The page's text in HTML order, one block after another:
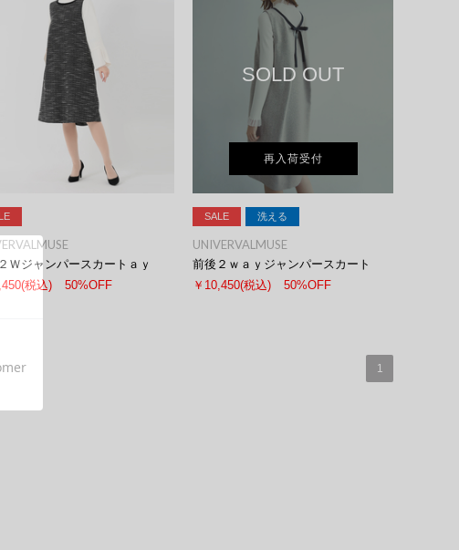
Ｗジャンパースカートａｙ
(税込) 50%OFF
SOLD OUT
再入荷受付
SALE 洗える
UNIVERVALMUSE
前後２ｗａｙジャンパースカート
￥10,450(税込) 50%OFF
1